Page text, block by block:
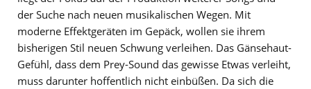
der Suche nach neuen musikalischen Wegen. Mit
moderne Effektgeräten im Gepäck, wollen sie ihrem
bisherigen Stil neuen Schwung verleihen. Das Gänsehaut-
Gefühl, dass dem Prey-Sound das gewisse Etwas verleiht,
muss darunter hoffentlich nicht einbüßen. Da sich die